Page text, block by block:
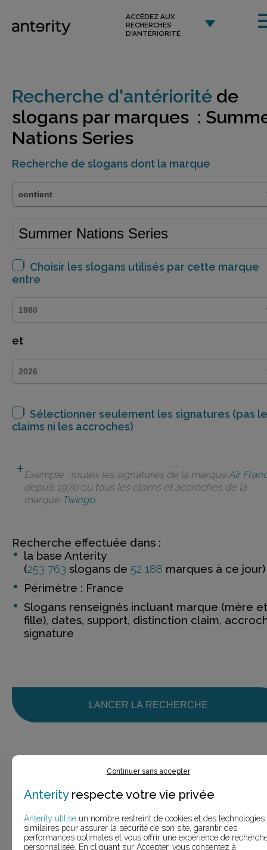
ACCÉDEZ AUX
RECHERCHES
D'ANTÉRIORITÉ
Recherche d'antériorité de
slogans par marques :
Nations Series
Recherche de slogans dont la marque
Choisir les slogans utilisés par cette marque
entre
et
Sélectionner seulement les signatures (pas
claims ni les accroches)
Exemple : toutes les signatures de la marqueAir
depuis 1970 ou tous les claims et accroches de la
marque Twingo.
Recherche effectuée dans :
la base Anterity
(253 763 slogans de 52 188 marques à ce jour)
Périmètre : France
Slogans renseignés incluant marque (mère et
fille), dates, support, distinction claim,
signature
LANCER LA RECHERCHE
Ce n’est pas exactement ce que je recherche
> Voir larecherche approfondie
> Voir larecherche personnalisée
Continuer sans accepter
Anterityrespecte votre vie privée
Anterity utilise un nombre restreint de cookies et des technologies
similaires pour assurer la sécurité de son site, garantir des
performances optimales et vous offrir une expérience de
personnalisée. En cliquant sur Accepter, vous consentez à